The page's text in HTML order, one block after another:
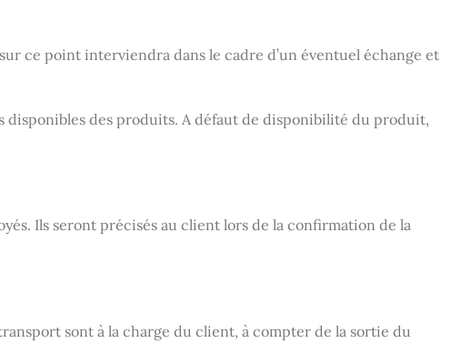
ce point interviendra dans le cadre d’un éventuel échange et
disponibles des produits. A défaut de disponibilité du produit,
Ils seront précisés au client lors de la confirmation de la
sont à la charge du client, à compter de la sortie du